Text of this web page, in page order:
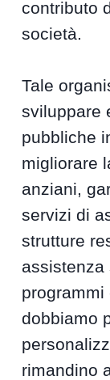
contributo
società.
Tale
sviluppare
pubbliche
migliorare
anziani,
servizi di
strutture
assistenza
dobbiamo
rimandino